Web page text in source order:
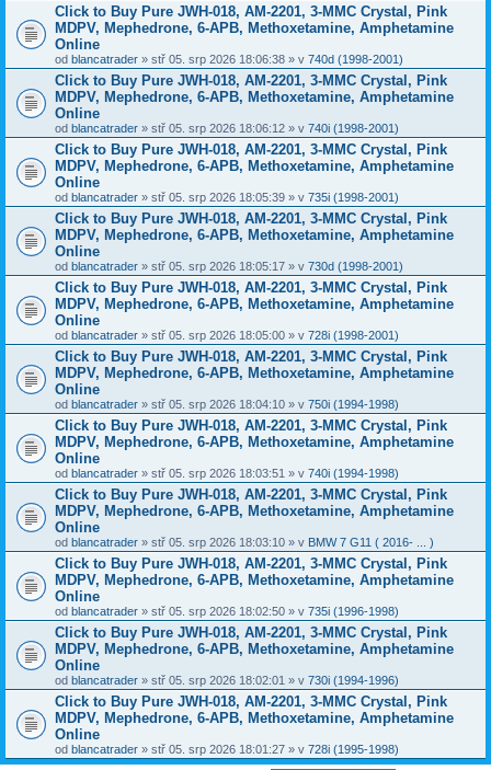
Click to Buy Pure JWH-018, AM-2201, 3-MMC Crystal, Pink
MDPV, Mephedrone, 6-APB, Methoxetamine, Amphetamine
Online
od blancatrader » stř 05. srp 2026 18:06:38 » v 740d (1998-2001)
Click to Buy Pure JWH-018, AM-2201, 3-MMC Crystal, Pink
MDPV, Mephedrone, 6-APB, Methoxetamine, Amphetamine
Online
od blancatrader » stř 05. srp 2026 18:06:12 » v 740i (1998-2001)
Click to Buy Pure JWH-018, AM-2201, 3-MMC Crystal, Pink
MDPV, Mephedrone, 6-APB, Methoxetamine, Amphetamine
Online
od blancatrader » stř 05. srp 2026 18:05:39 » v 735i (1998-2001)
Click to Buy Pure JWH-018, AM-2201, 3-MMC Crystal, Pink
MDPV, Mephedrone, 6-APB, Methoxetamine, Amphetamine
Online
od blancatrader » stř 05. srp 2026 18:05:17 » v 730d (1998-2001)
Click to Buy Pure JWH-018, AM-2201, 3-MMC Crystal, Pink
MDPV, Mephedrone, 6-APB, Methoxetamine, Amphetamine
Online
od blancatrader » stř 05. srp 2026 18:05:00 » v 728i (1998-2001)
Click to Buy Pure JWH-018, AM-2201, 3-MMC Crystal, Pink
MDPV, Mephedrone, 6-APB, Methoxetamine, Amphetamine
Online
od blancatrader » stř 05. srp 2026 18:04:10 » v 750i (1994-1998)
Click to Buy Pure JWH-018, AM-2201, 3-MMC Crystal, Pink
MDPV, Mephedrone, 6-APB, Methoxetamine, Amphetamine
Online
od blancatrader » stř 05. srp 2026 18:03:51 » v 740i (1994-1998)
Click to Buy Pure JWH-018, AM-2201, 3-MMC Crystal, Pink
MDPV, Mephedrone, 6-APB, Methoxetamine, Amphetamine
Online
od blancatrader » stř 05. srp 2026 18:03:10 » v BMW 7 G11 ( 2016- ... )
Click to Buy Pure JWH-018, AM-2201, 3-MMC Crystal, Pink
MDPV, Mephedrone, 6-APB, Methoxetamine, Amphetamine
Online
od blancatrader » stř 05. srp 2026 18:02:50 » v 735i (1996-1998)
Click to Buy Pure JWH-018, AM-2201, 3-MMC Crystal, Pink
MDPV, Mephedrone, 6-APB, Methoxetamine, Amphetamine
Online
od blancatrader » stř 05. srp 2026 18:02:01 » v 730i (1994-1996)
Click to Buy Pure JWH-018, AM-2201, 3-MMC Crystal, Pink
MDPV, Mephedrone, 6-APB, Methoxetamine, Amphetamine
Online
od blancatrader » stř 05. srp 2026 18:01:27 » v 728i (1995-1998)